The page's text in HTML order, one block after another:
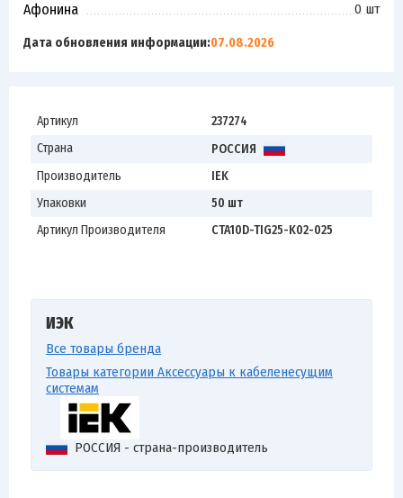
Афонина 0 шт
Дата обновления информации:07.08.2026
Артикул
237274
Страна
РОССИЯ
Производитель
IEK
Упаковки
50 шт
Артикул Производителя
CTA10D-TIG25-K02-025
ИЭК
Все товары бренда
Товары категории Аксессуары к кабеленесущим
системам
РОССИЯ - страна-производитель